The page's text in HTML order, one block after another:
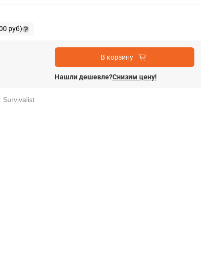
руб)
В корзину
Нашли дешевле?Снизим цену!
Survivalist